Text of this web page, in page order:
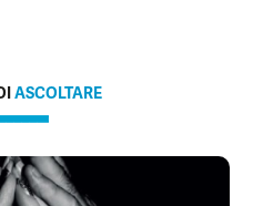
ASCOLTARE